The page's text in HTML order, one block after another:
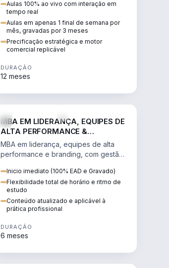
escalável, lucrativo e bem
precificado.
Aulas 100% ao vivo com interação em
tempo real
Aulas em apenas 1 final de semana por
mês, gravadas por 3 meses
Precificação estratégica e motor
comercial replicável
DURAÇÃO
12 meses
MBA EM LIDERANÇA, EQUIPES DE
ALTA PERFORMANCE &
BRANDING
MBA em liderança, equipes de alta
performance e branding, com gestão
e comunicação persuasiva.
Inicio imediato (100% EAD e Gravado)
Flexibilidade total de horário e ritmo de
estudo
Conteúdo atualizado e aplicável à
prática profissional
DURAÇÃO
6 meses